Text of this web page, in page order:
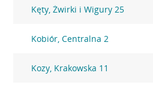
Kęty, Żwirki i Wigury 25
Kobiór, Centralna 2
Kozy, Krakowska 11